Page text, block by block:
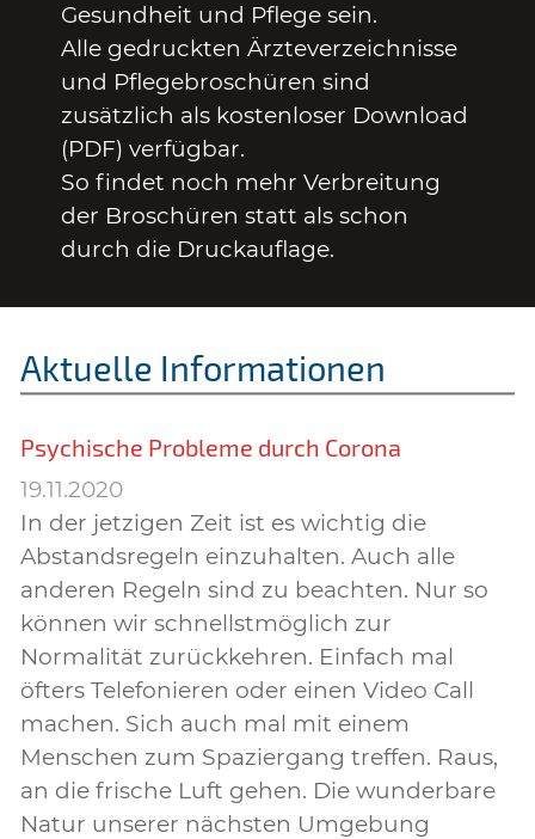
Gesundheit und Pflege sein.
Alle gedruckten Ärzteverzeichnisse
und Pflegebroschüren sind
zusätzlich als kostenloser Download
(PDF) verfügbar.
So findet noch mehr Verbreitung
der Broschüren statt als schon
durch die Druckauflage.
Aktuelle Informationen
Psychische Probleme durch Corona
19.11.2020
In der jetzigen Zeit ist es wichtig die
Abstandsregeln einzuhalten. Auch alle
anderen Regeln sind zu beachten. Nur so
können wir schnellstmöglich zur
Normalität zurückkehren. Einfach mal
öfters Telefonieren oder einen Video Call
machen. Sich auch mal mit einem
Menschen zum Spaziergang treffen. Raus,
an die frische Luft gehen. Die wunderbare
Natur unserer nächsten Umgebung